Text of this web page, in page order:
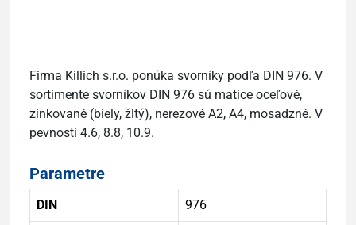
Firma Killich s.r.o. ponúka svorníky podľa DIN 976. V
sortimente svorníkov DIN 976 sú matice oceľové,
zinkované (biely, žltý), nerezové A2, A4, mosadzné. V
pevnosti 4.6, 8.8, 10.9.
Parametre
DIN 976